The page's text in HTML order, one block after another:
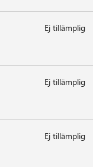
Ej tillämplig
Ej tillämplig
Ej tillämplig